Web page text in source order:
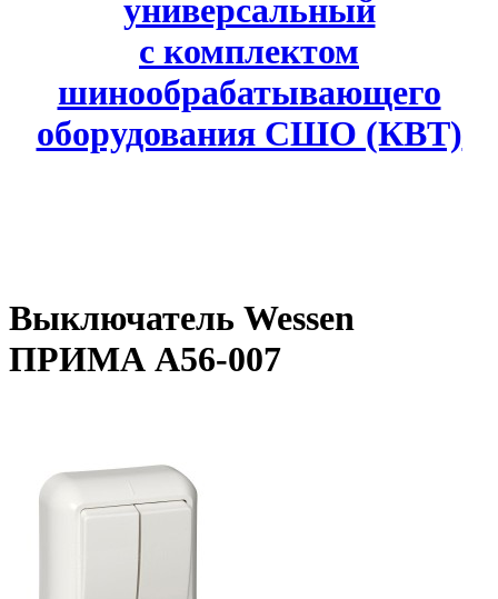
универсальный
с комплектом
шинообрабатывающего
оборудования СШО (КВТ)
Выключатель Wessen
ПРИМА А56-007